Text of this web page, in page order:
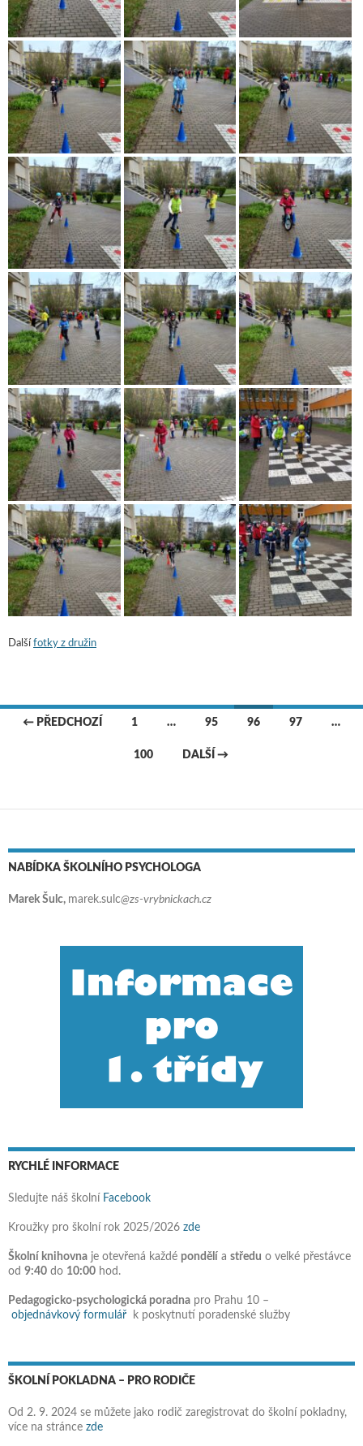
Další fotky z družin
Navigace pro příspěvky
← PŘEDCHOZÍ 1 … 95 96 97 …
100 DALŠÍ →
NABÍDKA ŠKOLNÍHO PSYCHOLOGA
Marek Šulc, marek.sulc@zs-vrybnickach.cz
RYCHLÉ INFORMACE
Sledujte náš školní Facebook
Kroužky pro školní rok 2025/2026 zde
Školní knihovna je otevřená každé pondělí a středu o velké přestávce
od 9:40 do 10:00 hod.
Pedagogicko-psychologická poradna pro Prahu 10 –
objednávkový formulář k poskytnutí poradenské služby
ŠKOLNÍ POKLADNA – PRO RODIČE
Od 2. 9. 2024 se můžete jako rodič zaregistrovat do školní pokladny,
více na stránce zde